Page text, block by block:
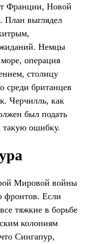
Франции, Новой
План выглядел
Немцы
операция
столицу
среди британцев
Черчилль, как
был подать
такую ошибку.
Мировой войны
фронтов. Если
тяжкие в борьбе
колониям
Сингапур,